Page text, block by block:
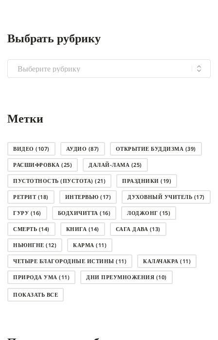
Выбрать рубрику
Выбрать
рубрику
Метки
ВИДЕО (107) АУДИО (87) ОТКРЫТИЕ БУДДИЗМА (39)
РАСШИФРОВКА (25) ДАЛАЙ-ЛАМА (25)
ПУСТОТНОСТЬ (ПУСТОТА) (21) ПРАЗДНИКИ (19)
РЕТРИТ(18) ИНТЕРВЬЮ (17) ДУХОВНЫЙ УЧИТЕЛЬ (17)
ГУРУ (16) БОДХИЧИТТА (16) ЛОДЖОНГ (15)
СМЕРТЬ (14) КНИГА (14) САГА ДАВА (13)
НЬЮНГНЕ (12) КАРМА (11)
ЧЕТЫРЕ БЛАГОРОДНЫЕ ИСТИНЫ (11) КАЛАЧАКРА (11)
ПРИРОДА УМА (11) ДНИ ПРЕУМНОЖЕНИЯ (10)
СОВЕТ(10)
ПОКАЗАТЬ ВСЕ